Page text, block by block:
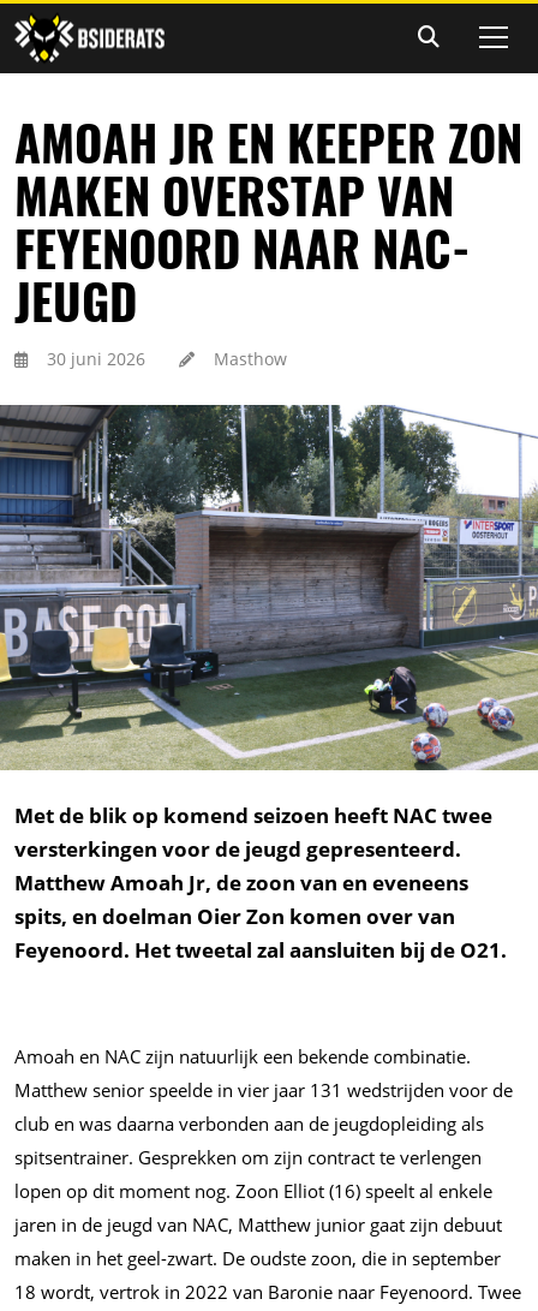
AMOAH JR EN KEEPER ZON
MAKEN OVERSTAP VAN
FEYENOORD NAAR NAC-
JEUGD
30 juni 2026 Masthow
Met de blik op komend seizoen heeft NAC twee
versterkingen voor de jeugd gepresenteerd.
Matthew Amoah Jr, de zoon van en eveneens
spits, en doelman Oier Zon komen over van
Feyenoord. Het tweetal zal aansluiten bij de O21.
Amoah en NAC zijn natuurlijk een bekende combinatie.
Matthew senior speelde in vier jaar 131 wedstrijden voor de
club en was daarna verbonden aan de jeugdopleiding als
spitsentrainer. Gesprekken om zijn contract te verlengen
lopen op dit moment nog. Zoon Elliot (16) speelt al enkele
jaren in de jeugd van NAC, Matthew junior gaat zijn debuut
maken in het geel-zwart. De oudste zoon, die in september
18 wordt, vertrok in 2022 van Baronie naar Feyenoord. Twee